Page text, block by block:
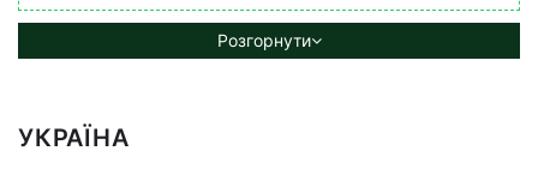
Розгорнути
УКРАЇНА